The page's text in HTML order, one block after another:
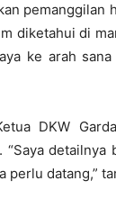
diketahui di
ke arah
DKW
datang,”